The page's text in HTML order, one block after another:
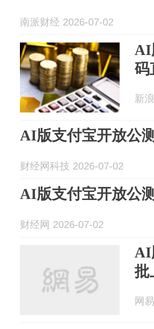
南派财经 2026-07-02
AI
码
新
AI版支付宝开放公
财经网科技 2026-07-02
AI版支付宝开放公
财经网 2026-07-02
AI
批
网